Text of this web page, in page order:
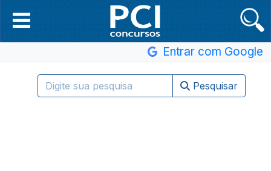
Entrar com Google
Pesquisar